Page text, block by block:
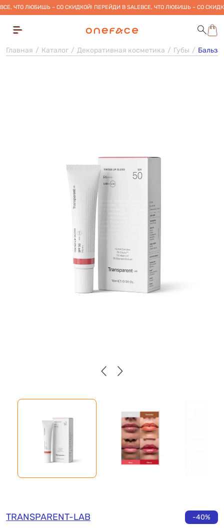
ВСЕ, ЧТО ЛЮБИШЬ – СО СКИДКОЙ! ПЕРЕЙДИ В SALEВСЕ, ЧТО ЛЮБИШЬ – СО
Главная Каталог Декоративная косметика Губы
TRANSPARENT-LAB -40%